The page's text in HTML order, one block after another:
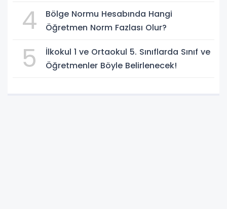
4
Bölge Normu Hesabında Hangi
Öğretmen Norm Fazlası Olur?
5
İlkokul 1 ve Ortaokul 5. Sınıflarda Sınıf ve
Öğretmenler Böyle Belirlenecek!